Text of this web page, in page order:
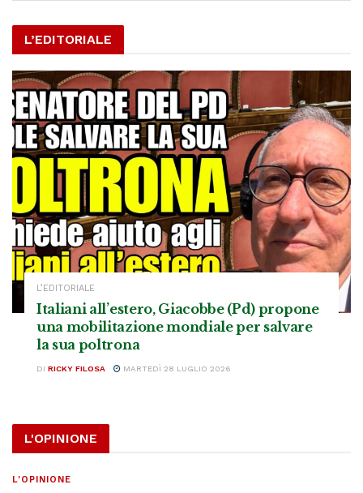
L’EDITORIALE
L’EDITORIALE
Italiani all’estero, Giacobbe (Pd) propone
una mobilitazione mondiale per salvare
la sua poltrona
DI RICKY FILOSA MARTEDÌ 28 LUGLIO 2026
L'OPINIONE
L'OPINIONE